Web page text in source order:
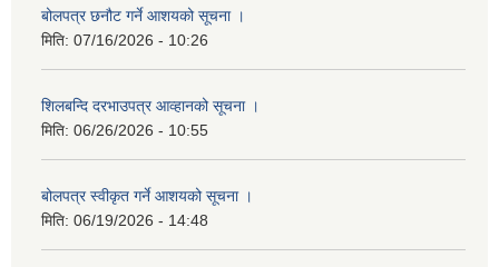
बोलपत्र छनौट गर्ने आशयको सूचना ।
मिति: 07/16/2026 - 10:26
शिलबन्दि दरभाउपत्र आव्हानको सूचना ।
मिति: 06/26/2026 - 10:55
बोलपत्र स्वीकृत गर्ने आशयको सूचना ।
मिति: 06/19/2026 - 14:48